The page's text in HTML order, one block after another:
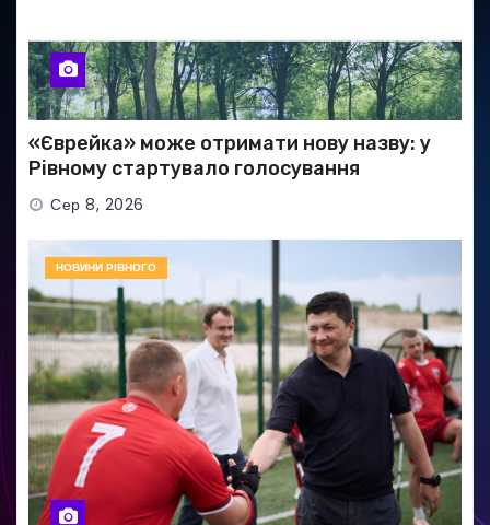
«Єврейка» може отримати нову назву: у
Рівному стартувало голосування
Сер 8, 2026
НОВИНИ РІВНОГО